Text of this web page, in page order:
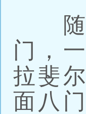
随着
门，
拉斐
面八